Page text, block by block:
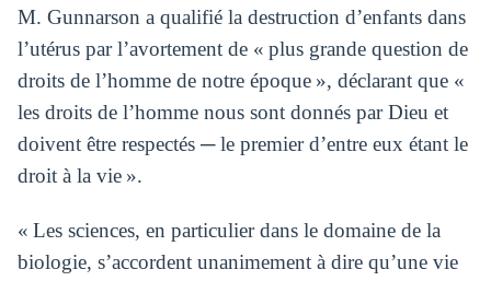
M. Gunnarson a qualifié la destruction d’enfants dans
l’utérus par l’avortement de « plus grande question de
droits de l’homme de notre époque », déclarant que «
les droits de l’homme nous sont donnés par Dieu et
doivent être respectés ─ le premier d’entre eux étant le
droit à la vie ».
« Les sciences, en particulier dans le domaine de la
biologie, s’accordent unanimement à dire qu’une vie